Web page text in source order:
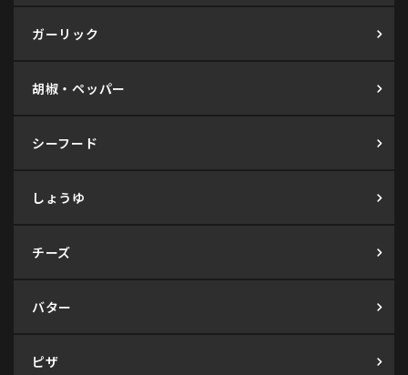
ガーリック
胡椒・ペッパー
シーフード
しょうゆ
チーズ
バター
ピザ